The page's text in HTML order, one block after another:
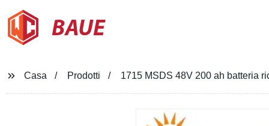
BAUE
Casa Prodotti 1715 MSDS 48V 200 ah batteria